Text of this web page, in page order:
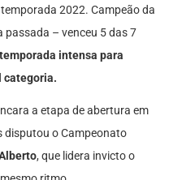
2022. Campeão da
passada – venceu 5 das 7
intensa para
categoria.
a etapa de abertura em
disputou o Campeonato
, que lidera invicto o